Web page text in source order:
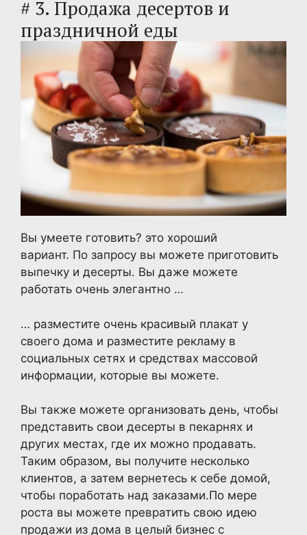
# 3. Продажа десертов и
праздничной еды
Вы умеете готовить? это хороший
вариант. По запросу вы можете приготовить
выпечку и десерты. Вы даже можете
работать очень элегантно …
… разместите очень красивый плакат у
своего дома и разместите рекламу в
социальных сетях и средствах массовой
информации, которые вы можете.
Вы также можете организовать день, чтобы
представить свои десерты в пекарнях и
других местах, где их можно продавать.
Таким образом, вы получите несколько
клиентов, а затем вернетесь к себе домой,
чтобы поработать над заказами.По мере
роста вы можете превратить свою идею
продажи из дома в целый бизнес с